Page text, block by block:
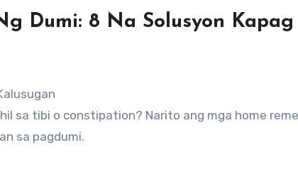
Dumi: 8 Na Solusyon
sa pagdumi.